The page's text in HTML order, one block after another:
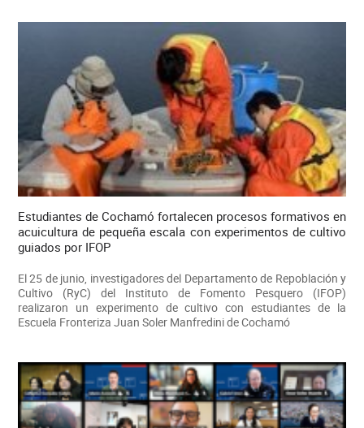
Estudiantes de Cochamó fortalecen procesos formativos en
acuicultura de pequeña escala con experimentos de cultivo
guiados por IFOP
El 25 de junio, investigadores del Departamento de Repoblación y
Cultivo (RyC) del Instituto de Fomento Pesquero (IFOP)
realizaron un experimento de cultivo con estudiantes de la
Escuela Fronteriza Juan Soler Manfredini de Cochamó